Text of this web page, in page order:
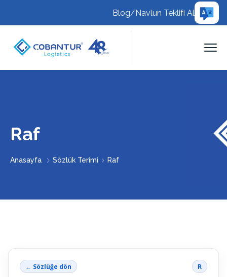
Blog/Navlun Teklifi Al
Raf
Anasayfa Sözlük Terimi Raf
← Sözlüğe dön R